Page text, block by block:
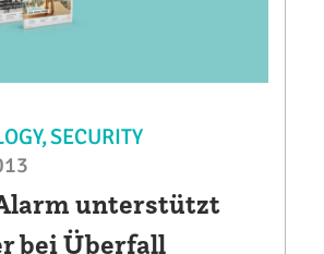
SECURITY
unterstützt
bei Überfall